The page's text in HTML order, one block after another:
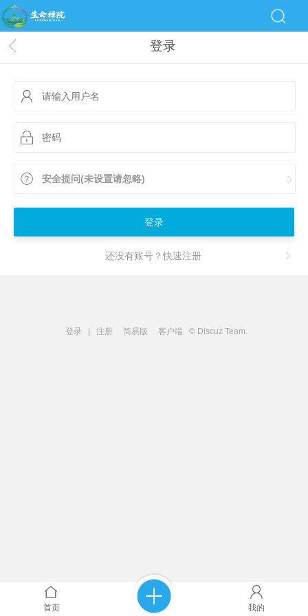
登录
安全提问(未设置请忽略)
登录
还没有账号？快速注册
登录 注册 简易版 客户端 © Discuz Team.
首页 我的